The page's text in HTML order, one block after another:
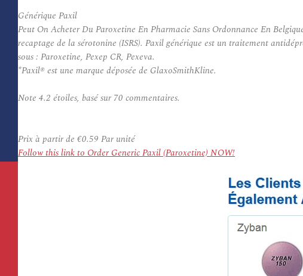
Générique Paxil
Peut On Acheter Du Paroxetine En Pharmacie Sans Ordonnance En
recaptage de la sérotonine (ISRS). Paxil générique est un traitement
sous : Paroxetine, Pexep CR, Pexeva.
*Paxil® est une marque déposée de GlaxoSmithKline.
Note 4.2 étoiles, basé sur 70 commentaires.
Prix à partir de €0.59 Par unité
Follow this link to Order Generic Paxil (Paroxetine) NOW!